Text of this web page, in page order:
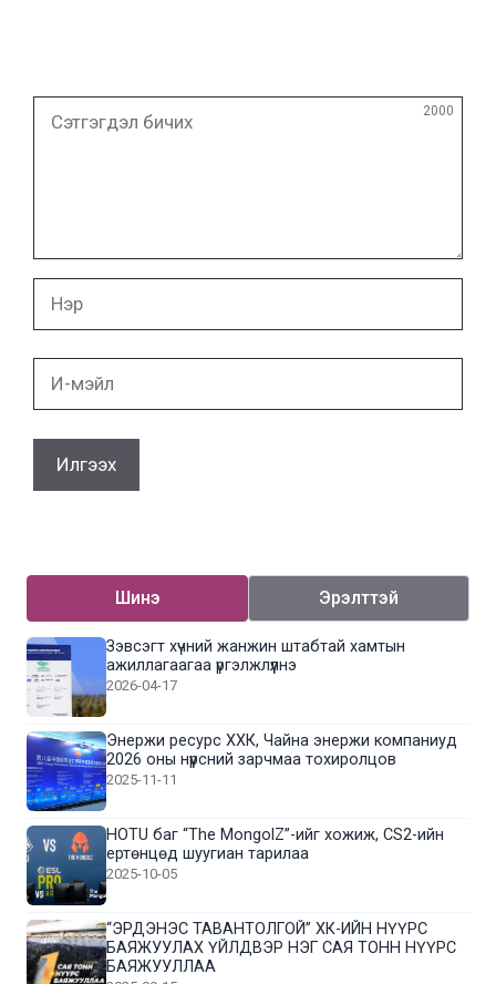
бичих
2000
Шинэ Эрэлттэй
Зэвсэгт хүчний жанжин штабтай хамтын
ажиллагаагаа үргэлжлүүлнэ
2026-04-17
Энержи ресурс ХХК, Чайна энержи компаниуд
2026 оны нүүрсний зарчмаа тохиролцов
2025-11-11
HOTU баг “The MongolZ”-ийг хожиж, CS2-ийн
ертөнцөд шуугиан тарилаа
2025-10-05
“ЭРДЭНЭС ТАВАНТОЛГОЙ” ХК-ИЙН НҮҮРС
БАЯЖУУЛАХ ҮЙЛДВЭР НЭГ САЯ ТОНН НҮҮРС
БАЯЖУУЛЛАА